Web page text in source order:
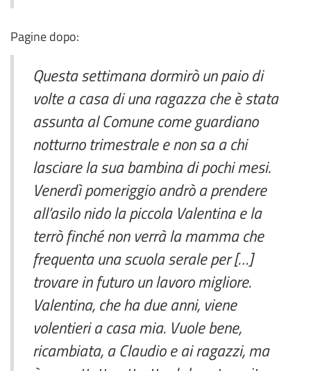
Pagine dopo:
Questa settimana dormirò un paio di
volte a casa di una ragazza che è stata
assunta al Comune come guardiano
notturno trimestrale e non sa a chi
lasciare la sua bambina di pochi mesi.
Venerdì pomeriggio andrò a prendere
all’asilo nido la piccola Valentina e la
terrò finché non verrà la mamma che
frequenta una scuola serale per […]
trovare in futuro un lavoro migliore.
Valentina, che ha due anni, viene
volentieri a casa mia. Vuole bene,
ricambiata, a Claudio e ai ragazzi, ma